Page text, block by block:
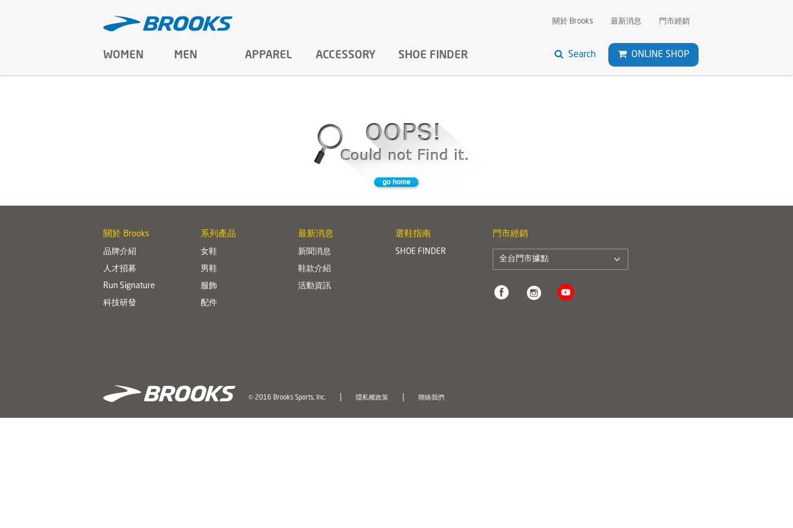
關於 Brooks 最新消息 門市經銷
WOMEN MEN APPAREL ACCESSORY SHOE FINDER Search ONLINE SHOP
關於 Brooks
品牌介紹
人才招募
Run Signature
科技研發
系列產品
女鞋
男鞋
服飾
配件
最新消息
新聞消息
鞋款介紹
活動資訊
選鞋指南
SHOE FINDER
門市經銷
全台門市據點
© 2016 Brooks Sports, Inc. 隱私權政策 聯絡我們